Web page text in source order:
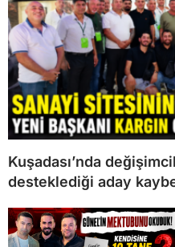
Kuşadası’nda
desteklediği aday